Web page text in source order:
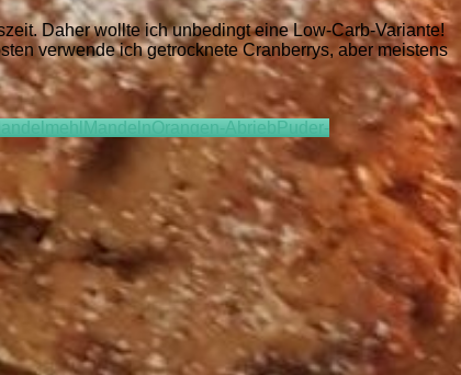
Daher wollte ich unbedingt eine Low-Carb-Variante!
verwende ich getrocknete Cranberrys, aber meistens
MandelnOrangen-AbriebPuder-